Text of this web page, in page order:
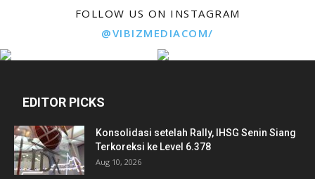
FOLLOW US ON INSTAGRAM
@VIBIZMEDIACOM/
EDITOR PICKS
Konsolidasi setelah Rally, IHSG Senin Siang
Terkoreksi ke Level 6.378
Aug 10, 2026